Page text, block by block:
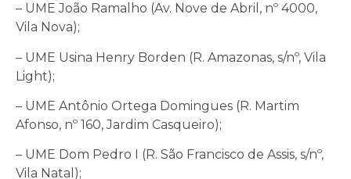
– UME João Ramalho (Av. Nove de Abril, nº 4000,
Vila Nova);
– UME Usina Henry Borden (R. Amazonas, s/nº, Vila
Light);
– UME Antônio Ortega Domingues (R. Martim
Afonso, nº 160, Jardim Casqueiro);
– UME Dom Pedro I (R. São Francisco de Assis, s/nº,
Vila Natal);